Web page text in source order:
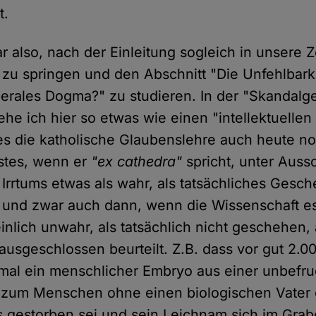
also, nach der Einleitung sogleich in unsere
springen und den Abschnitt "Die
Dogma?" zu studieren. In der
ich hier so etwas wie einen "intellektuellen
die katholische Glaubenslehre auch heute
wenn er "ex cathedra" spricht, unter
etwas als wahr, als tatsächliches
zwar auch dann, wenn die Wissenschaft
unwahr, als tatsächlich nicht geschehen,
beurteilt. Z.B. dass vor gut
ein menschlicher Embryo aus einer
Menschen ohne einen biologischen